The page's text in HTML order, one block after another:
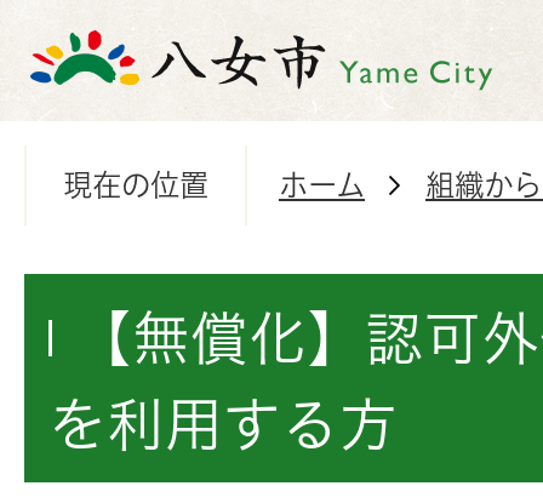
現在の位置 ホーム 組織か
【無償化】認可
を利用する方